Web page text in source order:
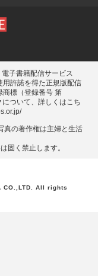
子書籍配信サービス
許諾を得た正規版配信
商標（登録番号 第
ついて、詳しくはこち
真の著作権は主婦と⽣活
固く禁⽌します。
CO.,LTD. All rights